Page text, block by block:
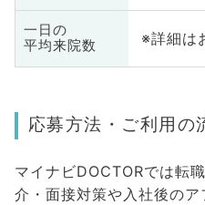
一日の
平均来院数
※詳細は
応募方法・ご利用の
マイナビDOCTORでは転
介・面接対策や入社後の